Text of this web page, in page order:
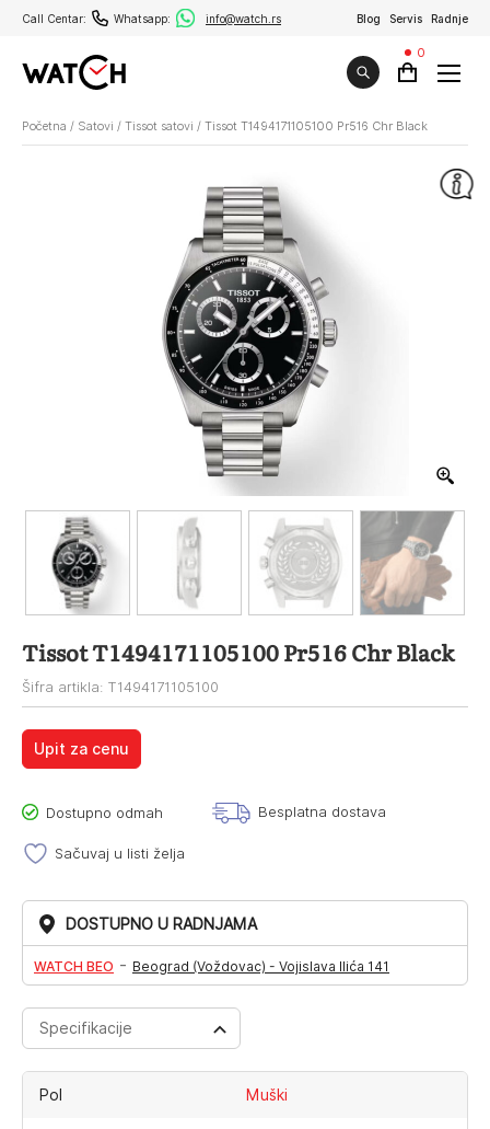
Call Centar: Whatsapp: info@watch.rs Blog Servis Radnje
0
Početna / Satovi / Tissot satovi / Tissot T1494171105100 Pr516 Chr Black
Tissot T1494171105100 Pr516 Chr Black
Šifra artikla: T1494171105100
Upit za cenu
Dostupno odmah Besplatna dostava
Sačuvaj u listi želja
DOSTUPNO U RADNJAMA
WATCH BEO - Beograd (Voždovac) - Vojislava Ilića 141
Specifikacije
Pol Muški